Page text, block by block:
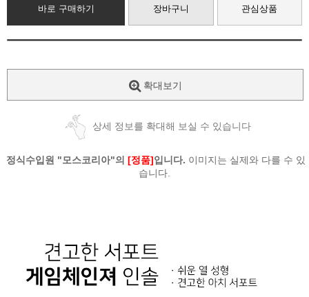
바로 구매하기 장바구니 관심상품
확대보기
상세 정보를 확대해 보실 수 있습니다
정식수입원 "모스코리아"의 [정품]입니다. 이미지는 실제와 다를 수 있
습니다.